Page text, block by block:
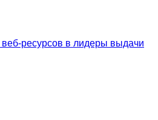
ресурсов в лидеры выдачи